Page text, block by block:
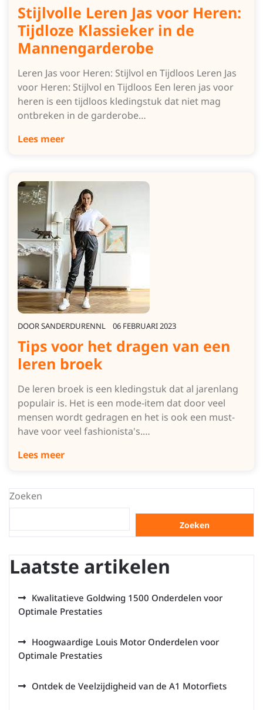
Stijlvolle Leren Jas voor Heren:
Tijdloze Klassieker in de
Mannengarderobe
Leren Jas voor Heren: Stijlvol en Tijdloos Leren Jas
voor Heren: Stijlvol en Tijdloos Een leren jas voor
heren is een tijdloos kledingstuk dat niet mag
ontbreken in de garderobe…
Lees meer
DOORSANDERDURENNL 06 FEBRUARI 2023
Tips voor het dragen van een
leren broek
De leren broek is een kledingstuk dat al jarenlang
populair is. Het is een mode-item dat door veel
mensen wordt gedragen en het is ook een must-
have voor veel fashionista's.…
Lees meer
Zoeken
Zoeken
Laatste artikelen
Kwalitatieve Goldwing 1500 Onderdelen voor
Optimale Prestaties
Hoogwaardige Louis Motor Onderdelen voor
Optimale Prestaties
Ontdek de Veelzijdigheid van de A1 Motorfiets